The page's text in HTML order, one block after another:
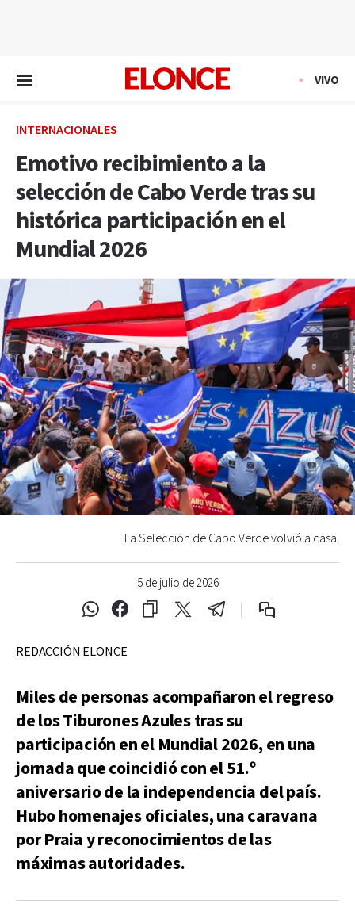
VIVO
INTERNACIONALES
Emotivo recibimiento a la
selección de Cabo Verde tras su
histórica participación en el
Mundial 2026
5 de julio de 2026
La Selección de Cabo Verde volvió a casa.
REDACCIÓN ELONCE
Miles de personas acompañaron el regreso
de los Tiburones Azules tras su
participación en el Mundial 2026, en una
jornada que coincidió con el 51.º
aniversario de la independencia del país.
Hubo homenajes oficiales, una caravana
por Praia y reconocimientos de las
máximas autoridades.